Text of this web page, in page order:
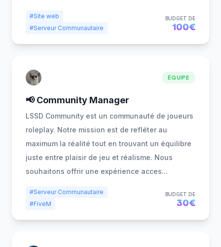
#Site web
#Serveur Communautaire
BUDGET DE
100€
ÉQUIPE
📢 Community Manager
LSSD Community est un communauté de joueurs
roleplay. Notre mission est de refléter au
maximum la réalité tout en trouvant un équilibre
juste entre plaisir de jeu et réalisme. Nous
souhaitons offrir une expérience acces...
#Serveur Communautaire
#FiveM
BUDGET DE
30€